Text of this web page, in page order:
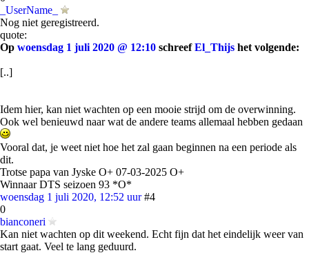
_UserName_
Nog niet geregistreerd.
quote:
Op woensdag 1 juli 2020 @ 12:10 schreefEl_Thijs het volgende:
[..]
Idem hier, kan niet wachten op een mooie strijd om de overwinning.
Ook wel benieuwd naar wat de andere teams allemaal hebben gedaan
Vooral dat, je weet niet hoe het zal gaan beginnen na een periode als
dit.
Trotse papa van Jyske O+ 07-03-2025 O+
Winnaar DTS seizoen 93 *O*
woensdag 1 juli 2020, 12:52 uur #4
0
bianconeri
Kan niet wachten op dit weekend. Echt fijn dat het eindelijk weer van
start gaat. Veel te lang geduurd.